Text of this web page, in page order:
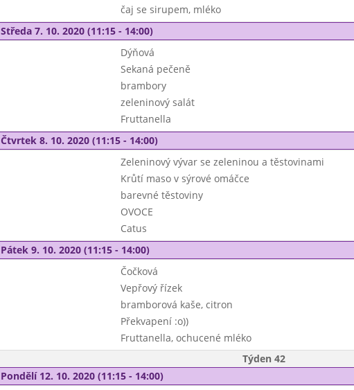
čaj se sirupem, mléko
Středa 7. 10. 2020 (11:15 - 14:00)
Dýňová
Sekaná pečeně
brambory
zeleninový salát
Fruttanella
Čtvrtek 8. 10. 2020 (11:15 - 14:00)
Zeleninový vývar se zeleninou a těstovinami
Krůtí maso v sýrové omáčce
barevné těstoviny
OVOCE
Catus
Pátek 9. 10. 2020 (11:15 - 14:00)
Čočková
Vepřový řízek
bramborová kaše, citron
Překvapení :o))
Fruttanella, ochucené mléko
Týden 42
Pondělí 12. 10. 2020 (11:15 - 14:00)